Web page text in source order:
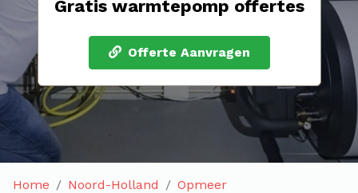
Gratis warmtepomp offertes
Offerte Aanvragen
Home Noord-Holland Opmeer